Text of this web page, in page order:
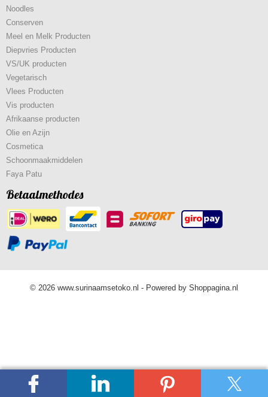
Noodles
Conserven
Meel en Melk Producten
Diepvries Producten
VS/UK producten
Vegetarisch
Vlees Producten
Vis producten
Afrikaanse producten
Olie en Azijn
Cosmetica
Schoonmaakmiddelen
Faya Patu
Betaalmethodes
© 2026 www.surinaamsetoko.nl - Powered by Shoppagina.nl